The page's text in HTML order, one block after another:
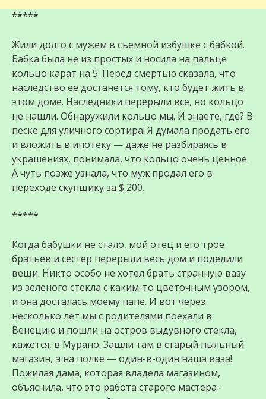
*****
Жили долго с мужем в съемной избушке с бабкой.
Бабка была не из простых и носила на пальце
кольцо карат на 5. Перед смертью сказала, что
наследство ее достанется тому, кто будет жить в
этом доме. Наследники перерыли все, но кольцо
не нашли. Обнаружили кольцо мы. И знаете, где? В
песке для уличного сортира! Я думала продать его
и вложить в ипотеку — даже не разбираясь в
украшениях, понимала, что кольцо очень ценное.
А чуть позже узнала, что муж продал его в
переходе скупщику за $ 200.
*****
Когда бабушки не стало, мой отец и его трое
братьев и сестер перерыли весь дом и поделили
вещи. Никто особо не хотел брать странную вазу
из зеленого стекла с каким-то цветочным узором,
и она досталась моему папе. И вот через
несколько лет мы с родителями поехали в
Венецию и пошли на остров выдувного стекла,
кажется, в Мурано. Зашли там в старый пыльный
магазин, а на полке — один-в-один наша ваза!
Пожилая дама, которая владела магазином,
объяснила, что это работа старого мастера-